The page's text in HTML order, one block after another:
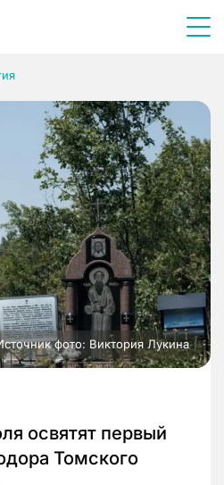
фото: Виктория Лукина
освятят первый
Томского